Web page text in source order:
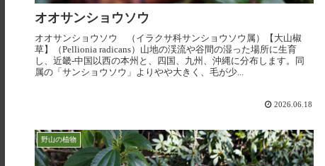
オオサンショウソウ
オオサンショウソウ （イラクサ科サンショウソウ属）【大山椒
草】（Pellionia radicans）山地の渓流や谷間の湿った場所に生育
し、近畿-中国以西の本州と、四国、九州、沖縄に分布します。同
属の「サンショウソウ」よりやや大きく、毛が少...
2026.06.18
野山の植物